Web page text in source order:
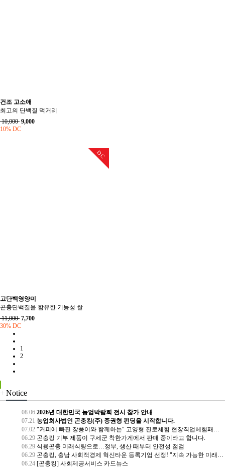
건조 고소애
최고의 단백질 먹거리
10,000 9,000
10% DC
DC
고단백영양미
곤충단백질을 함유한 기능성 쌀
11,000 7,700
30% DC
1
2
+ Notice
08.06 2026년 대한민국 농업박람회 전시 참가 안내
07.21 농업회사법인 곤충킹(주) 증권형 펀딩을 시작합니다.
07.02 "커피에 빠진 장풍이와 함께하는" 고양형 진로체험 현장직업체험패키지 "찾아가는 현장직업체험" 수업 리뷰
06.29 곤충킹 기부 제품이 구세군 착한가게에서 판매 중이라고 합니다.
06.29 식용곤충 미래식량으로…정부, 생산 때부터 안전성 점검
06.29 곤충킹, 충남 사회적경제 혁신타운 등록기업 선정! "지속 가능한 미래와 나눔을 잇다"
06.24 [곤충킹] 사회제공서비스 카드뉴스